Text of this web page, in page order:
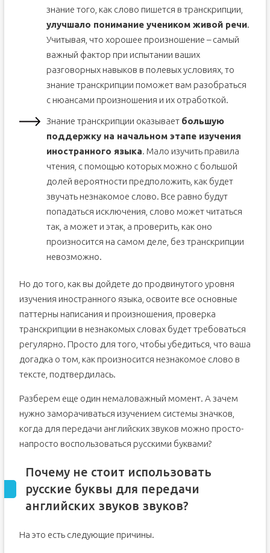
знание того, как слово пишется в транскрипции,
улучшало понимание учеником живой речи.
Учитывая, что хорошее произношение – самый
важный фактор при испытании ваших
разговорных навыков в полевых условиях, то
знание транскрипции поможет вам разобраться
с нюансами произношения и их отработкой.
Знание транскрипции оказывает большую
поддержку на начальном этапе изучения
иностранного языка. Мало изучить правила
чтения, с помощью которых можно с большой
долей вероятности предположить, как будет
звучать незнакомое слово. Все равно будут
попадаться исключения, слово может читаться
так, а может и этак, а проверить, как оно
произносится на самом деле, без транскрипции
невозможно.
Но до того, как вы дойдете до продвинутого уровня
изучения иностранного языка, освоите все основные
паттерны написания и произношения, проверка
транскрипции в незнакомых словах будет требоваться
регулярно. Просто для того, чтобы убедиться, что ваша
догадка о том, как произносится незнакомое слово в
тексте, подтвердилась.
Разберем еще один немаловажный момент. А зачем
нужно заморачиваться изучением системы значков,
когда для передачи английских звуков можно просто-
напросто воспользоваться русскими буквами?
Почему не стоит использовать
русские буквы для передачи
английских звуков звуков?
На это есть следующие причины.